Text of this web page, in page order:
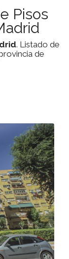
Pisos
. Listado de
de